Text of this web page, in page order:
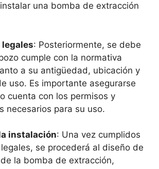
una bomba de extracción
legales: Posteriormente, se debe
cumple con la normativa
a su antigüedad, ubicación y
uso. Es importante asegurarse
cuenta con los permisos y
necesarios para su uso.
instalación: Una vez cumplidos
se procederá al diseño de
la bomba de extracción,